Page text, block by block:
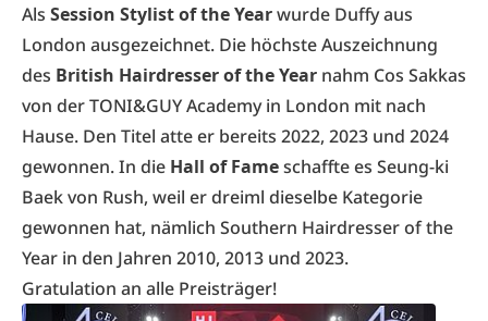
Als Session Stylist of the Yearwurde Duffy aus
London ausgezeichnet. Die höchste Auszeichnung
des British Hairdresser of the Year nahm Cos Sakkas
von der TONI&GUY Academy in London mit nach
Hause. Den Titel atte er bereits 2022, 2023 und 2024
gewonnen. In die Hall of Fameschaffte es Seung-ki
Baek von Rush, weil er dreiml dieselbe Kategorie
gewonnen hat, nämlich Southern Hairdresser of the
Year in den Jahren 2010, 2013 und 2023.
Gratulation an alle Preisträger!